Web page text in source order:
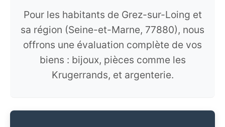
Pour les habitants de Grez-sur-Loing et
sa région (Seine-et-Marne, 77880), nous
offrons une évaluation complète de vos
biens : bijoux, pièces comme les
Krugerrands, et argenterie.